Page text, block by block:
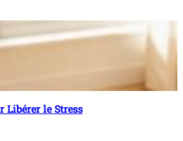
Libérer le Stress